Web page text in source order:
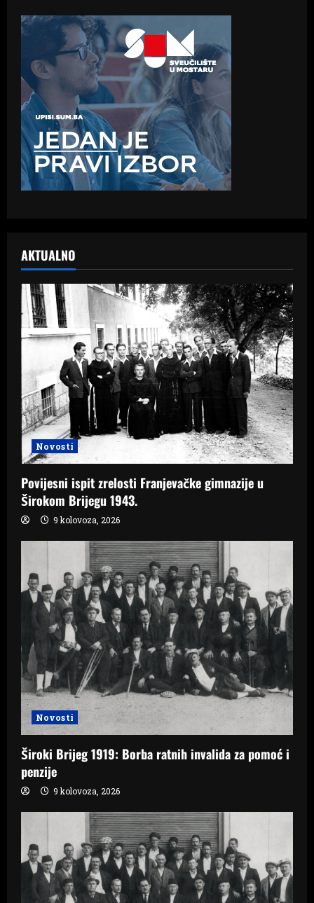
AKTUALNO
Novosti
Povijesni ispit zrelosti Franjevačke gimnazije u
Širokom Brijegu 1943.
9 kolovoza, 2026
Novosti
Široki Brijeg 1919: Borba ratnih invalida za pomoć i
penzije
9 kolovoza, 2026